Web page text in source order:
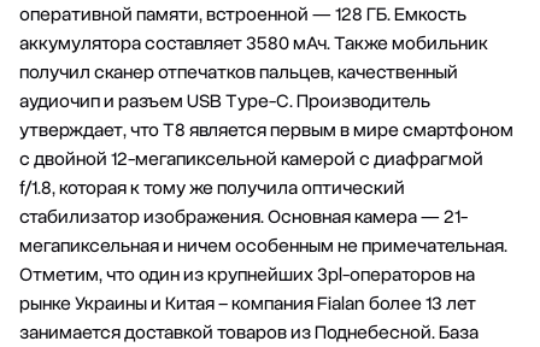
оперативной памяти, встроенной — 128 ГБ. Емкость
аккумулятора составляет 3580 мАч. Также мобильник
получил сканер отпечатков пальцев, качественный
аудиочип и разъем USB Type-C. Производитель
утверждает, что T8 является первым в мире смартфоном
с двойной 12-мегапиксельной камерой с диафрагмой
f/1.8, которая к тому же получила оптический
стабилизатор изображения. Основная камера — 21-
мегапиксельная и ничем особенным не примечательная.
Отметим, что один из крупнейших 3pl-операторов на
рынке Украины и Китая –компания Fialanболее 13 лет
занимается доставкой товаров из Поднебесной. База